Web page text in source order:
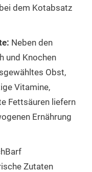
dem Kotabsatz
Neben den
und Knochen
Obst,
Vitamine,
Fettsäuren liefern
Ernährung
Zutaten